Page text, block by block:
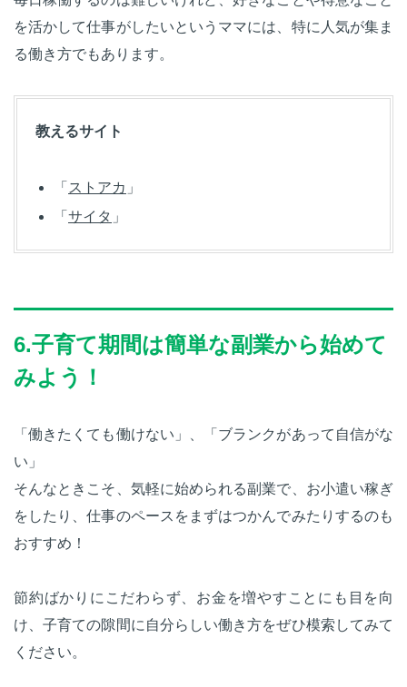
を活かして仕事がしたいというママには、特に人気が集ま
る働き方でもあります。
教えるサイト
「 ストアカ 」
「 サイタ 」
6.子育て期間は簡単な副業から始めて
みよう！
「働きたくても働けない」、「ブランクがあって自信がな
い」
そんなときこそ、気軽に始められる副業で、お小遣い稼ぎ
をしたり、仕事のペースをまずはつかんでみたりするのも
おすすめ！
節約ばかりにこだわらず、お金を増やすことにも目を向
け、子育ての隙間に自分らしい働き方をぜひ模索してみて
ください。